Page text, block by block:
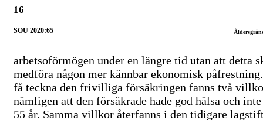
16
SOU 2020:65
arbetsoförmögen under en längre tid utan att detta
medföra någon mer kännbar ekonomisk påfrestning.
få teckna den frivilliga försäkringen fanns två
nämligen att den försäkrade hade god hälsa och
55 år. Samma villkor återfanns i den tidigare